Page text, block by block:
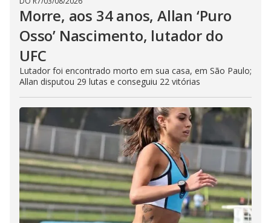
Morre, aos 34 anos, Allan ‘Puro
Osso’ Nascimento, lutador do
UFC
Lutador foi encontrado morto em sua casa, em São Paulo;
Allan disputou 29 lutas e conseguiu 22 vitórias